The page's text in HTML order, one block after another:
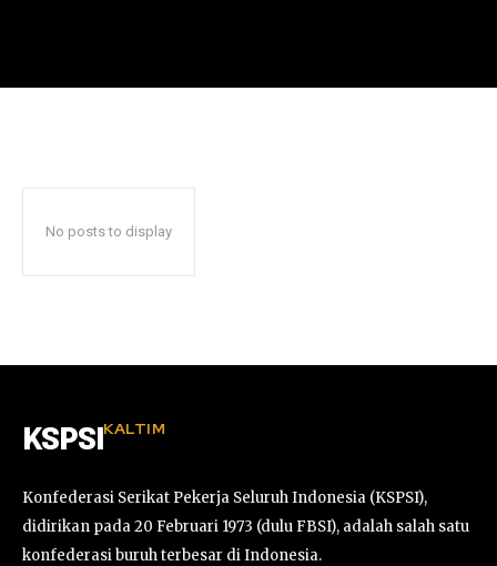
No posts to display
KSPSI KALTIM
Konfederasi Serikat Pekerja Seluruh Indonesia (KSPSI),
didirikan pada 20 Februari 1973 (dulu FBSI), adalah salah satu
konfederasi buruh terbesar di Indonesia.